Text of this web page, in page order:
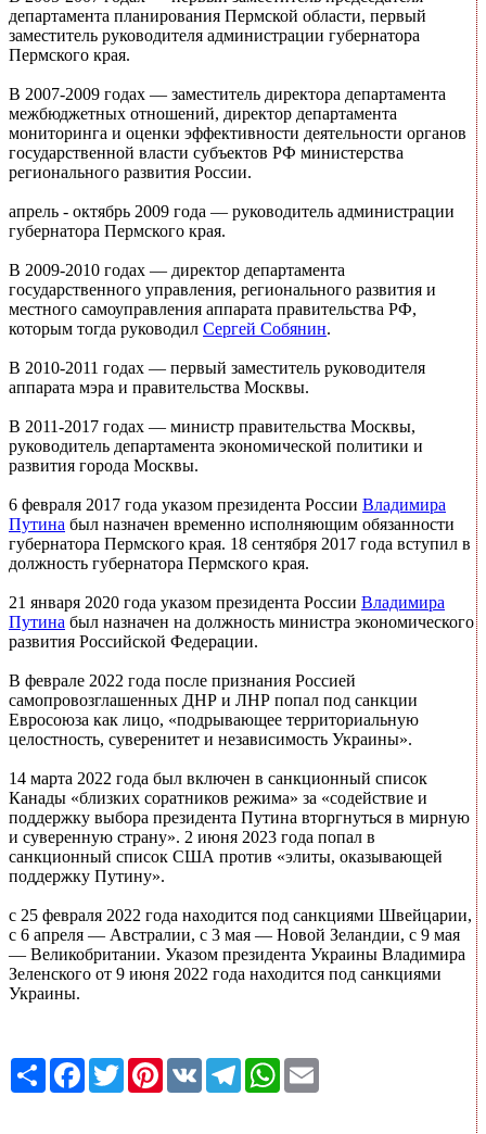
департамента планирования Пермской области, первый
заместитель руководителя администрации губернатора
Пермского края.
В 2007-2009 годах — заместитель директора департамента
межбюджетных отношений, директор департамента
мониторинга и оценки эффективности деятельности органов
государственной власти субъектов РФ министерства
регионального развития России.
апрель - октябрь 2009 года — руководитель администрации
губернатора Пермского края.
В 2009-2010 годах — директор департамента
государственного управления, регионального развития и
местного самоуправления аппарата правительства РФ,
которым тогда руководил Сергей Собянин.
В 2010-2011 годах — первый заместитель руководителя
аппарата мэра и правительства Москвы.
В 2011-2017 годах — министр правительства Москвы,
руководитель департамента экономической политики и
развития города Москвы.
6 февраля 2017 года указом президента России Владимира
Путина был назначен временно исполняющим обязанности
губернатора Пермского края. 18 сентября 2017 года вступил в
должность губернатора Пермского края.
21 января 2020 года указом президента России Владимира
Путина был назначен на должность министра экономического
развития Российской Федерации.
В феврале 2022 года после признания Россией
самопровозглашенных ДНР и ЛНР попал под санкции
Евросоюза как лицо, «подрывающее территориальную
целостность, суверенитет и независимость Украины».
14 марта 2022 года был включен в санкционный список
Канады «близких соратников режима» за «содействие и
поддержку выбора президента Путина вторгнуться в мирную
и суверенную страну». 2 июня 2023 года попал в
санкционный список США против «элиты, оказывающей
поддержку Путину».
с 25 февраля 2022 года находится под санкциями Швейцарии,
с 6 апреля — Австралии, с 3 мая — Новой Зеландии, с 9 мая
— Великобритании. Указом президента Украины Владимира
Зеленского от 9 июня 2022 года находится под санкциями
Украины.
Share Facebook
TwitterPinterest
VK TelegramWhatsApp